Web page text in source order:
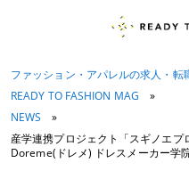
ファッション・アパレルの求人・転
READY TO FASHION MAG
»
NEWS
»
産学連携プロジェクト「スギノエ
Doreme(ドレメ) ドレスメーカー学